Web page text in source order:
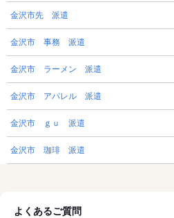
金沢市先 派遣
金沢市 事務 派遣
金沢市 ラーメン 派遣
金沢市 アパレル 派遣
金沢市 ｇｕ 派遣
金沢市 珈琲 派遣
よくあるご質問